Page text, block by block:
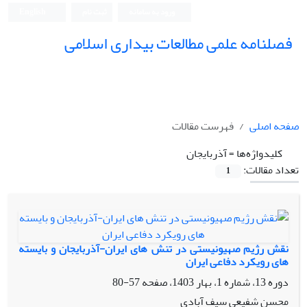
فصلنامه علمی مطالعات بیداری اسلامی
صفحه اصلی
فهرست مقالات
کلیدواژه‌ها =آذربایجان
تعداد مقالات:
1
نقش رژیم صهیونیستی در تنش های ایران-آذربایجان و بایسته
های رویکرد دفاعی ایران
دوره 13، شماره 1، بهار 1403، صفحه
57-80
محسن شفیعی سیف آبادی